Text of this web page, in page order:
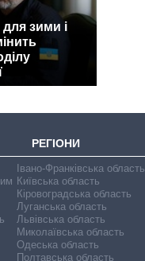
зими і
РЕГІОНИ
Івано-Франківська область
Київська область
Кіровоградська область
Луганська область
Львівська область
Миколаївська область
Одеська область
Полтавська область